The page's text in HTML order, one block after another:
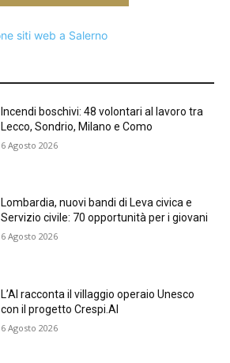
Incendi boschivi: 48 volontari al lavoro tra
Lecco, Sondrio, Milano e Como
6 Agosto 2026
Lombardia, nuovi bandi di Leva civica e
Servizio civile: 70 opportunità per i giovani
6 Agosto 2026
L’AI racconta il villaggio operaio Unesco
con il progetto Crespi.AI
6 Agosto 2026